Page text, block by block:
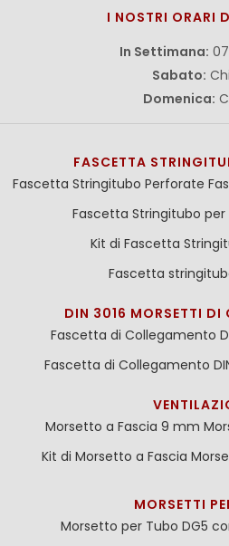
I NOSTRI ORARI
In Settimana:
Sabato:
Domenica:
FASCETTA
Fascetta Stringitubo Perforate
Fascetta Stringitubo per
Kit di Fascetta
Fascetta
DIN 3016 MORSETTI DI
Fascetta di Collegamento
Fascetta di Collegamento
Morsetto a Fascia 9 mm
Kit di Morsetto a Fascia
MORSETTI
Morsetto per Tubo DG5